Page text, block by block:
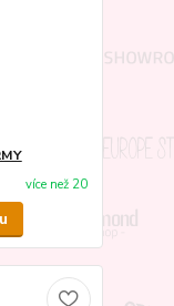
více než 20